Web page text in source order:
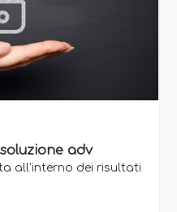
adv
all’interno dei risultati